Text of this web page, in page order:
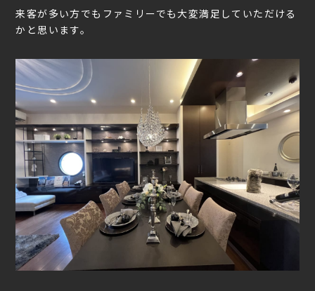
来客が多い方でもファミリーでも大変満足していただける
かと思います。